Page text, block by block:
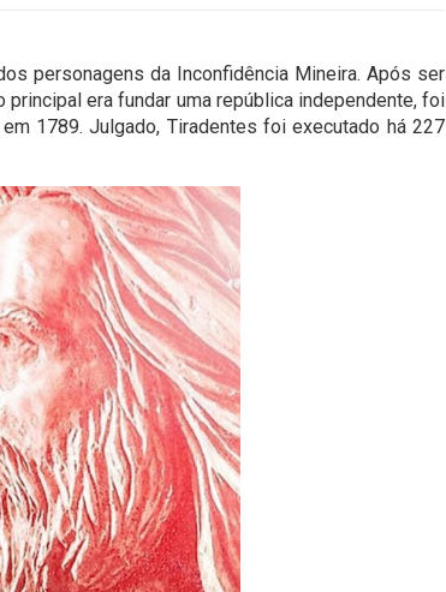
personagens da Inconfidência Mineira. Após ser
era fundar uma república independente, foi
1789. Julgado, Tiradentes foi executado há 227